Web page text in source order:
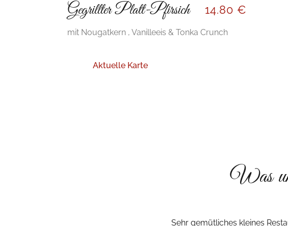
Gegrillter Platt-Pfirsich 14.80 €
mit Nougatkern , Vanilleeis & Tonka Crunch
Aktuelle Karte
Was
Sehr gemütliches kleines